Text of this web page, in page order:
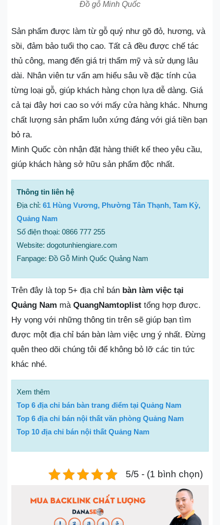
Đồ gỗ Minh Quốc
Sản phẩm được làm từ gỗ quý như gõ đỏ, hương, và
sồi, đảm bảo tuổi thọ cao. Tất cả đều được chế tác
thủ công, mang đến giá trị thẩm mỹ và sử dụng lâu
dài. Nhân viên tư vấn am hiểu sâu về đặc tính của
từng loại gỗ, giúp khách hàng chọn lựa dễ dàng. Giá
cả tại đây hơi cao so với mấy cửa hàng khác. Nhưng
chất lượng sản phẩm luôn xứng đáng với giá tiền bạn
bỏ ra.
Minh Quốc còn nhận đặt hàng thiết kế theo yêu cầu,
giúp khách hàng sở hữu sản phẩm độc nhất.
Thông tin liên hệ
Địa chỉ: 61 Hùng Vương, Phường Tân Thạnh, Tam Kỳ,
Quảng Nam
Số điện thoại: 0866 777 255
Website: dogotunhiengiare.com
Fanpage: Đồ Gỗ Minh Quốc Quảng Nam
Trên đây là top 5+ địa chỉ bán bàn làm việc tại
Quảng Nam mà QuangNamtoplist tổng hợp được.
Hy vọng với những thông tin trên sẽ giúp bạn tìm
được một địa chỉ bán bàn làm việc ưng ý nhất. Đừng
quên theo dõi chúng tôi để không bỏ lỡ các tin tức
khác nhé.
Xem thêm
Top 6 địa chỉ bán bàn trang điểm tại Quảng Nam
Top 6 địa chỉ bán nội thất văn phòng Quảng Nam
Top 10 địa chỉ bán nội thất Quảng Nam
5/5 - (1 bình chọn)